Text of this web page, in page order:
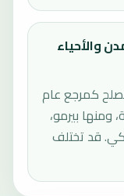
والأحياء
كمرجع عام
ومنها بيرمو،
قد تختلف